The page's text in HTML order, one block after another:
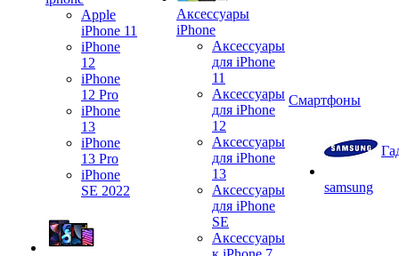
Apple
iPhone 11
iPhone
12
iPhone
12 Pro
iPhone
13
iPhone
13 Pro
iPhone
SE 2022
Аксессуары
iPhone
Аксессуары
для iPhone
11
Аксессуары
для iPhone
12
Аксессуары
для iPhone
13
Аксессуары
для iPhone
SE
Аксессуары
Смартфоны
samsung